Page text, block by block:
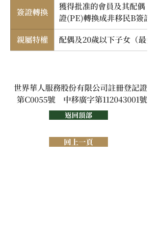
簽證轉換
獲得批准的會員及其配偶
證(PE)轉換成非移民B簽證
親屬特權
配偶及20歲以下子女（最
世界華人服務股份有限公司註冊登記證
第C0055號　中移廣字第112043001號
返回頂部
回上一頁